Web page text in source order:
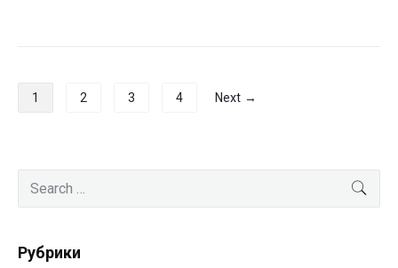
Навигация
по
1 2 3 4 Next →
Sidebar
for:
Рубрики